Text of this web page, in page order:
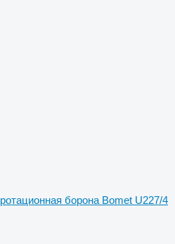
ротационная борона Bomet U227/4